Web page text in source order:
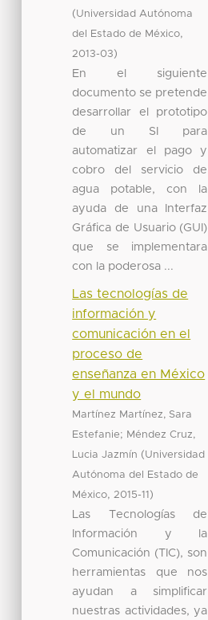
(Universidad Autónoma
del Estado de México,
2013-03)
En el siguiente
documento se pretende
desarrollar el prototipo
de un SI para
automatizar el pago y
cobro del servicio de
agua potable, con la
ayuda de una Interfaz
Gráfica de Usuario (GUI)
que se implementara
con la poderosa ...
Las tecnologías de
información y
comunicación en el
proceso de
enseñanza en México
y el mundo
Martínez Martínez, Sara
Estefanie; Méndez Cruz,
Lucia Jazmín (Universidad
Autónoma del Estado de
México, 2015-11 )
Las Tecnologías de
Información y la
Comunicación (TIC), son
herramientas que nos
ayudan a simplificar
nuestras actividades, ya